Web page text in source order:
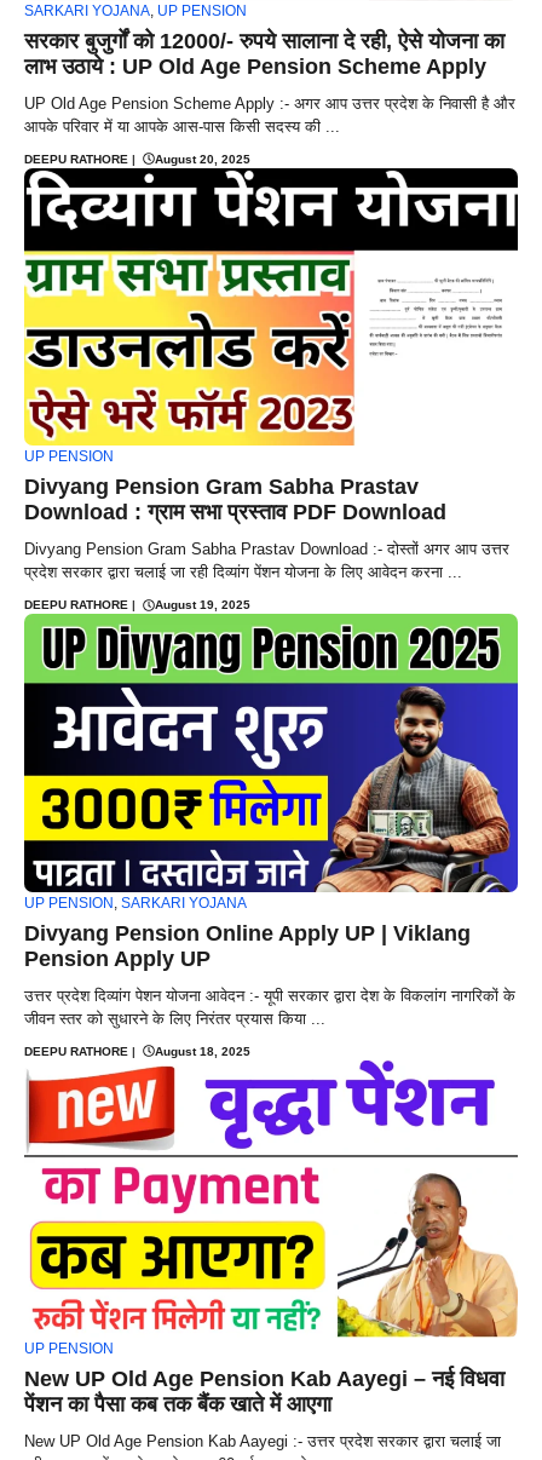
SARKARI YOJANA, UP PENSION
सरकार बुजुर्गों को 12000/- रुपये सालाना दे रही, ऐसे योजना का
लाभ उठाये : UP Old Age Pension Scheme Apply
UP Old Age Pension Scheme Apply :- अगर आप उत्तर प्रदेश के निवासी है और
आपके परिवार में या आपके आस-पास किसी सदस्य की ...
DEEPU RATHORE | August 20, 2025
UP PENSION
Divyang Pension Gram Sabha Prastav
Download : ग्राम सभा प्रस्ताव PDF Download
Divyang Pension Gram Sabha Prastav Download :- दोस्तों अगर आप उत्तर
प्रदेश सरकार द्वारा चलाई जा रही दिव्यांग पेंशन योजना के लिए आवेदन करना ...
DEEPU RATHORE August 19, 2025
UP PENSION , SARKARI YOJANA
Divyang Pension Online Apply UP | Viklang
Pension Apply UP
उत्तर प्रदेश दिव्यांग पेशन योजना आवेदन :- यूपी सरकार द्वारा देश के विकलांग नागरिकों के
जीवन स्तर को सुधारने के लिए निरंतर प्रयास किया ...
DEEPU RATHORE | August 18, 2025
UP PENSION
New UP Old Age Pension Kab Aayegi – नई विधवा
पेंशन का पैसा कब तक बैंक खाते में आएगा
New UP Old Age Pension Kab Aayegi :- उत्तर प्रदेश सरकार द्वारा चलाई जा